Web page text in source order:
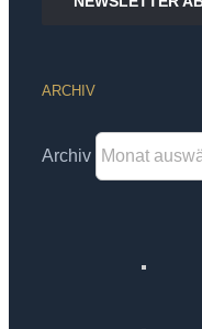
ARCHIV
Archiv